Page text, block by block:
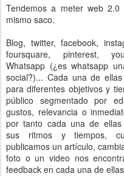
Tendemos a meter web
mismo saco.
Blog, twitter, facebook,
foursquare, pinterest,
Whatsapp (¿es whatsapp
social?)... Cada una de
para diferentes objetivos y
público segmentado por
gustos, relevancia o
por tanto cada una de ellas
sus ritmos y tiempos,
publicamos un artículo,
foto o un video nos
feedback en cada una de